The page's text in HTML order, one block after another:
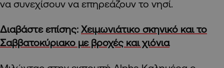
να συνεχίσουν να επηρεάζουν το νησί.
Διαβάστε επίσης: Χειμωνιάτικο σκηνικό και το
Σαββατοκύριακο με βροχές και χιόνια